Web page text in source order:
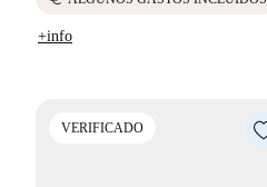
+info
VERIFICADO